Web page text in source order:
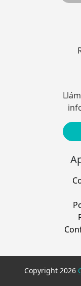
Copyright 2026